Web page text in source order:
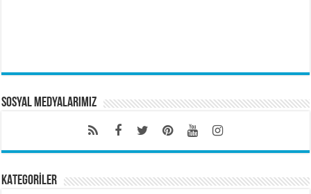
Sosyal Medyalarımız
KATEGORİLER